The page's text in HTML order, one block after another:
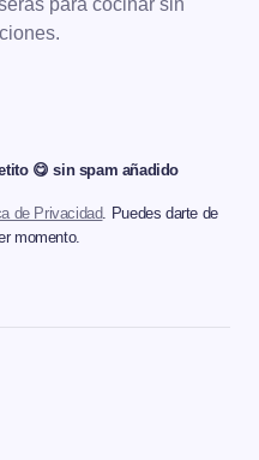
😋 sin spam añadido
de Privacidad. Puedes darte de
momento.